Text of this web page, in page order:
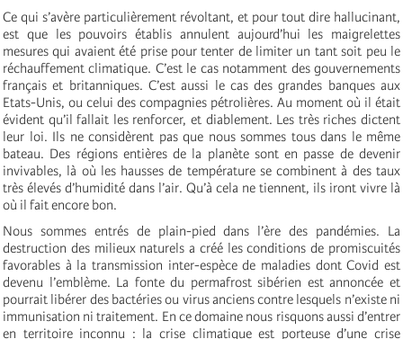
Ce qui s’avère particulièrement révoltant, et pour tout dire hallucinant,
est que les pouvoirs établis annulent aujourd’hui les maigrelettes
mesures qui avaient été prise pour tenter de limiter un tant soit peu le
réchauffement climatique. C’est le cas notamment des gouvernements
français et britanniques. C’est aussi le cas des grandes banques aux
Etats-Unis, ou celui des compagnies pétrolières. Au moment où il était
évident qu’il fallait les renforcer, et diablement. Les très riches dictent
leur loi. Ils ne considèrent pas que nous sommes tous dans le même
bateau. Des régions entières de la planète sont en passe de devenir
invivables, là où les hausses de température se combinent à des taux
très élevés d’humidité dans l’air. Qu’à cela ne tiennent, ils iront vivre là
où il fait encore bon.
Nous sommes entrés de plain-pied dans l’ère des pandémies. La
destruction des milieux naturels a créé les conditions de promiscuités
favorables à la transmission inter-espèce de maladies dont Covid est
devenu l’emblème. La fonte du permafrost sibérien est annoncée et
pourrait libérer des bactéries ou virus anciens contre lesquels n’existe ni
immunisation ni traitement. En ce domaine nous risquons aussi d’entrer
en territoire inconnu : la crise climatique est porteuse d’une crise